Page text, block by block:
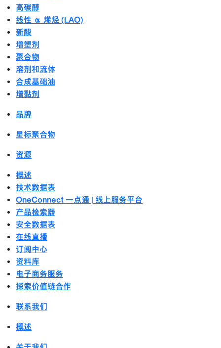
高碳醇
线性 α 烯烃 (LAO)
新酸
增塑剂
聚合物
溶剂和流体
合成基础油
增黏剂
品牌
星标聚合物
资源
概述
技术数据表
OneConnect 一点通 | 线上服务平台
产品检索器
安全数据表
在线直播
订阅中心
资料库
电子商务服务
探索价值链合作
联系我们
概述